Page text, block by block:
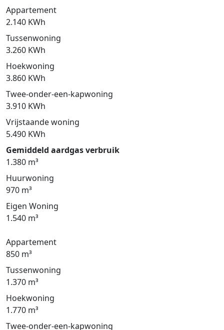
Appartement
2.140 KWh
Tussenwoning
3.260 KWh
Hoekwoning
3.860 KWh
Twee-onder-een-kapwoning
3.910 KWh
Vrijstaande woning
5.490 KWh
Gemiddeld aardgas verbruik
1.380 m³
Huurwoning
970 m³
Eigen Woning
1.540 m³
Appartement
850 m³
Tussenwoning
1.370 m³
Hoekwoning
1.770 m³
Twee-onder-een-kapwoning